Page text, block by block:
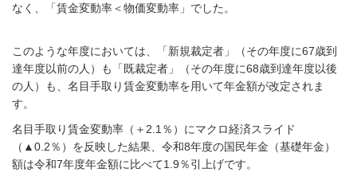
なく、「賃金変動率＜物価変動率」でした。
このような年度においては、「新規裁定者」（その年度に67歳到
達年度以前の人）も「既裁定者」（その年度に68歳到達年度以後
の人）も、名目手取り賃金変動率を用いて年金額が改定されま
す。
名目手取り賃金変動率（＋ 2.1 ％）にマクロ経済スライド
（ ▲0.2％）を反映した結果、令和8年度の国民年金（基礎年金）
額は令和7年度年金額に比べて1.9％引上げです。